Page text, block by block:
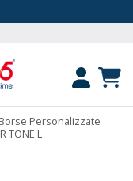
Borse Personalizzate
TONE L